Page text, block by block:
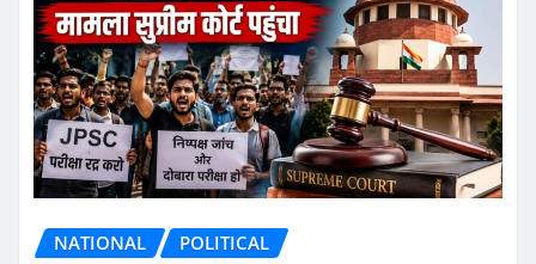
NATIONAL POLITICAL